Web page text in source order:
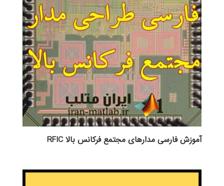
آموزش فارسی مدارهای مجتمع فرکانس بالا RFIC